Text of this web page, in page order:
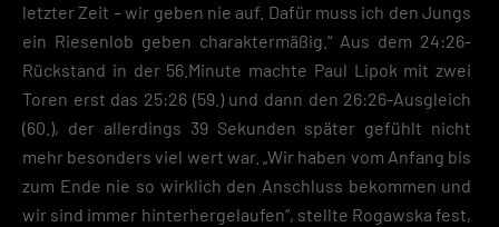
letzter Zeit – wir geben nie auf. Dafür muss ich den Jungs
ein Riesenlob geben charaktermäßig.“ Aus dem 24:26-
Rückstand in der 56.Minute machte Paul Lipok mit zwei
Toren erst das 25:26 (59.) und dann den 26:26-Ausgleich
(60.), der allerdings 39 Sekunden später gefühlt nicht
mehr besonders viel wert war. „Wir haben vom Anfang bis
zum Ende nie so wirklich den Anschluss bekommen und
wir sind immer hinterhergelaufen“, stellte Rogawska fest,